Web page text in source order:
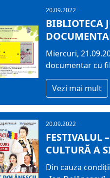
20.09.2022
BIBLIOTECA
Miercuri,
documentar cu
Vezi mai mult
20.09.2022
FESTIVALUL
CULTURĂ A
Din cauza